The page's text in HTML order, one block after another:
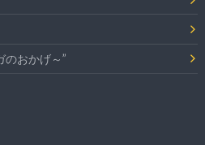
のおかげ～”